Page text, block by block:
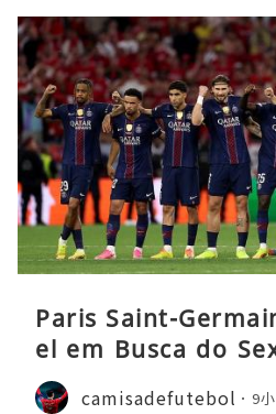
Paris Saint-
el em Busca do
ecutivo da Liga
camisadefutebol 9